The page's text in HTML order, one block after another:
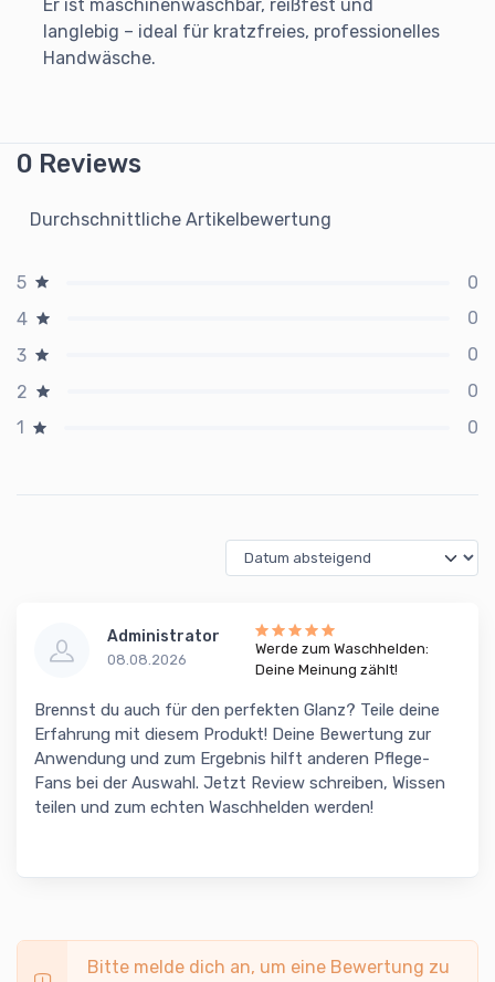
Er ist maschinenwaschbar, reißfest und
langlebig – ideal für kratzfreies, professionelles
Handwäsche.
0 Reviews
Durchschnittliche Artikelbewertung
5
0
4
0
3
0
2
0
1
0
Administrator
08.08.2026
Werde zum Waschhelden:
Deine Meinung zählt!
Brennst du auch für den perfekten Glanz? Teile deine
Erfahrung mit diesem Produkt! Deine Bewertung zur
Anwendung und zum Ergebnis hilft anderen Pflege-
Fans bei der Auswahl. Jetzt Review schreiben, Wissen
teilen und zum echten Waschhelden werden!
Bitte melde dich an, um eine Bewertung zu